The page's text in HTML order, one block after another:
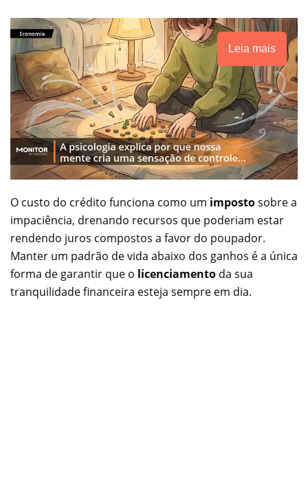
Leia mais
O custo do crédito funciona como um impostosobre a
impaciência, drenando recursos que poderiam estar
rendendo juros compostos a favor do poupador.
Manter um padrão de vida abaixo dos ganhos é a única
forma de garantir que o licenciamento da sua
tranquilidade financeira esteja sempre em dia.